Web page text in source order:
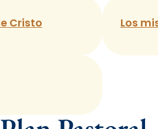
Cristo Los